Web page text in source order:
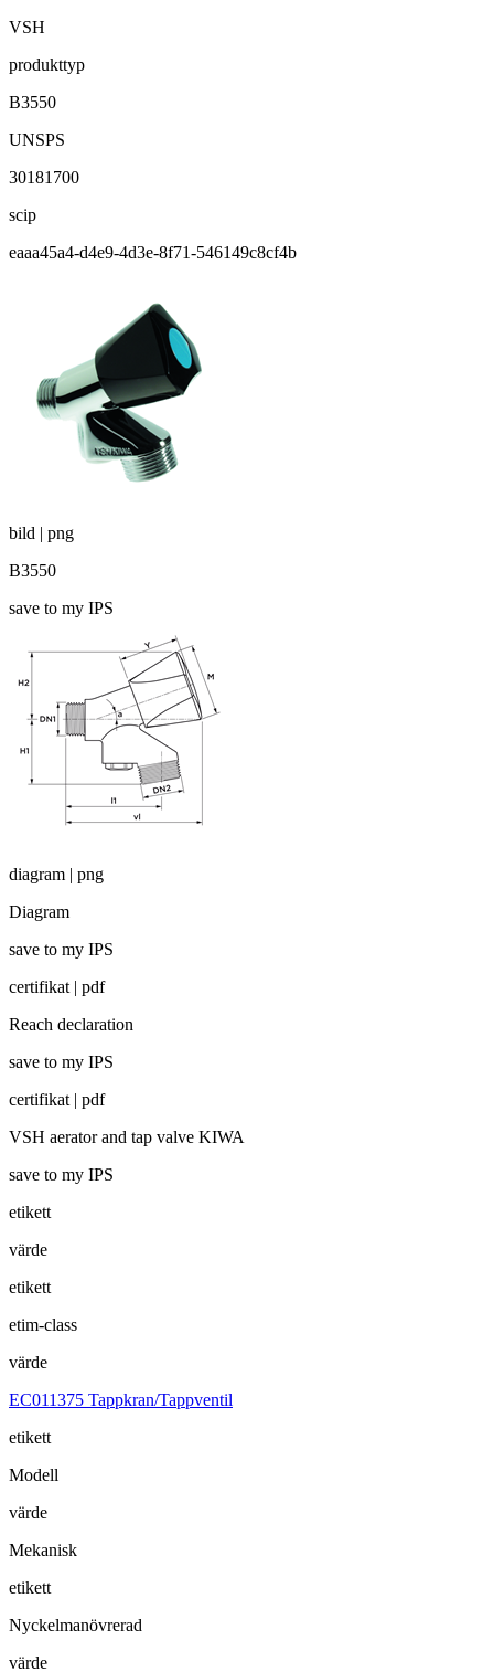
VSH
produkttyp
B3550
UNSPS
30181700
scip
eaaa45a4-d4e9-4d3e-8f71-546149c8cf4b
bild | png
B3550
save to my IPS
diagram | png
Diagram
save to my IPS
certifikat | pdf
Reach declaration
save to my IPS
certifikat | pdf
VSH aerator and tap valve KIWA
save to my IPS
etikett
värde
etikett
etim-class
värde
EC011375 Tappkran/Tappventil
etikett
Modell
värde
Mekanisk
etikett
Nyckelmanövrerad
värde